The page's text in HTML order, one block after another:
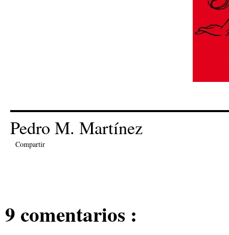
Pedro M. Martínez
Compartir
9 comentarios :